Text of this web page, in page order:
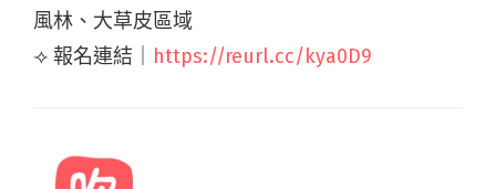
風林、大草皮區域
⟢ 報名連結｜ https://reurl.cc/kya0D9